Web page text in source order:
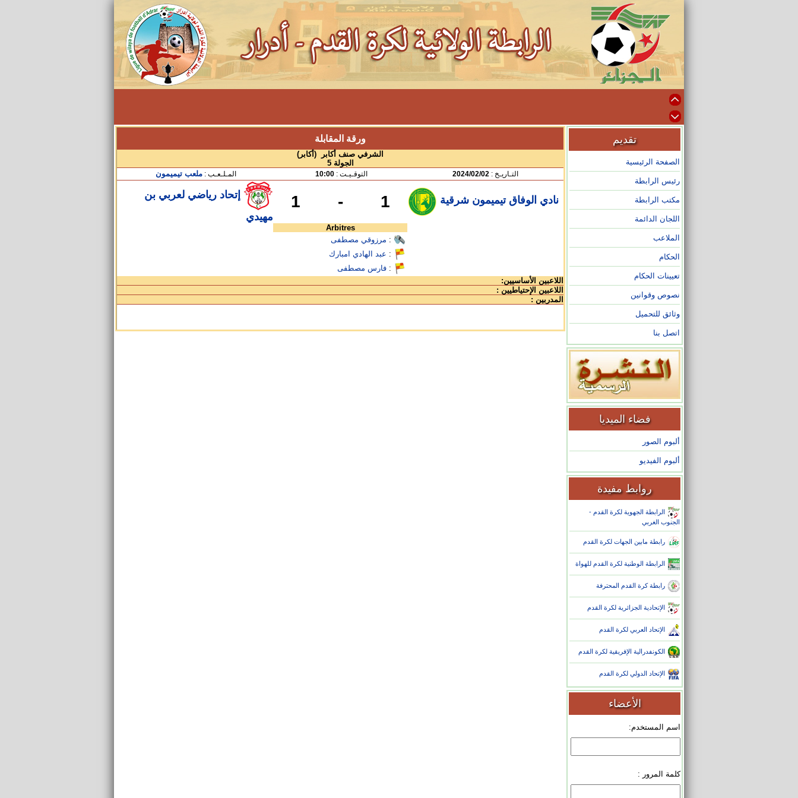
تقديم
الصفحة الرئيسية
رئيس الرابطة
مكتب الرابطة
اللجان الدائمة
الملاعب
الحكام
تعيينات الحكام
نصوص وقوانين
وثائق للتحميل
اتصل بنا
فضاء الميديا
ألبوم الصور
ألبوم الفيديو
روابط مفيدة
الرابطة الجهوية لكرة القدم -
الجنوب الغربي
رابطة مابين الجهات لكرة القدم
الرابطة الوطنية لكرة القدم للهواة
رابطة كرة القدم المحترفة
الإتحادية الجزائرية لكرة القدم
الإتحاد العربي لكرة القدم
الكونفدرالية الإفريقية لكرة القدم
الإتحاد الدولي لكرة القدم
الأعضاء
اسم المستخدم:
كلمة المرور :
ورقة المقابلة
الشرفي صنف أكابر (أكابر)
الجولة 5
التـاريـخ : 2024/02/02 التوقـيـت :10:00 المـلـعـب : ملعب تيميمون
نادي الوفاق تيميمون شرقية 1
-
1
إتحاد رياضي لعربي بن
مهيدي
Arbitres
: مرزوقي مصطفى
: عبد الهادي امبارك
: فارس مصطفى
اللاعبين الأساسيين:
اللاعبين الإحتياطيين :
المدربين :